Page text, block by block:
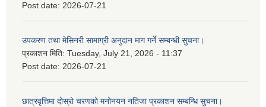
Post date: 2026-07-21
उपकरण तथा मेसिनरी सामाग्री अनुदान माग गर्ने सम्बन्धी सुचना।
प्रकाशन मिति: Tuesday, July 21, 2026 - 11:37
Post date: 2026-07-21
छात्रवृत्तिमा दोस्रो चरणको मनोनयन नतिजा प्रकाशन सम्बन्धि सुचना।